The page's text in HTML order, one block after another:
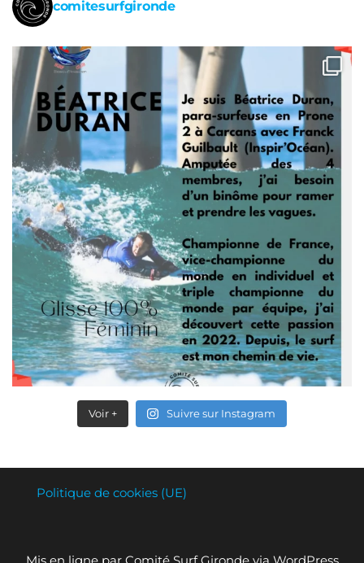
comitesurfgironde
Voir + Suivre sur Instagram
Politique de cookies (UE)